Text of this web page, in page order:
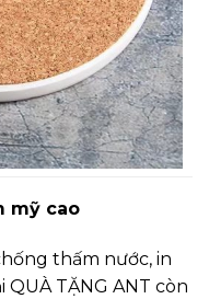
mỹ cao
thấm nước, in
TẶNG ANT còn